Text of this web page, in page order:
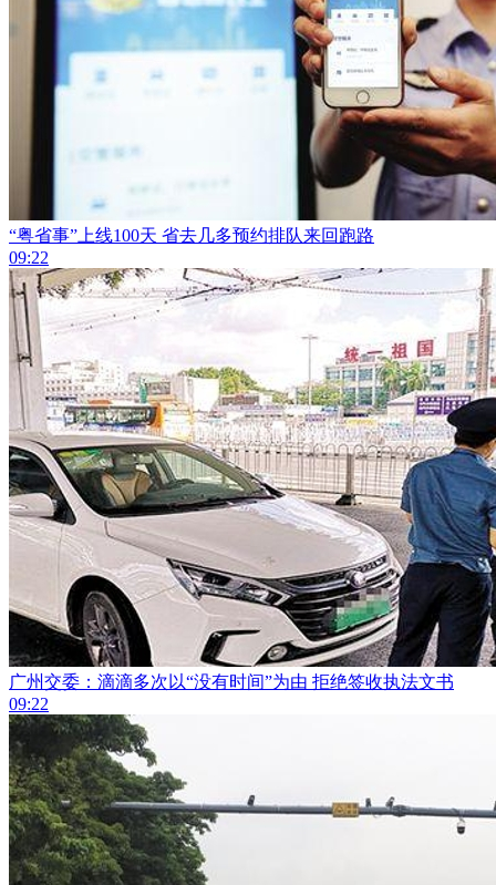
“粤省事”上线100天 省去几多预约排队来回跑路
09:22
广州交委：滴滴​多次以“没有时间”为由 拒绝签收执法文书
09:22